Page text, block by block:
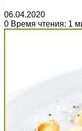
06.04.2020
0 Время чтения: 1